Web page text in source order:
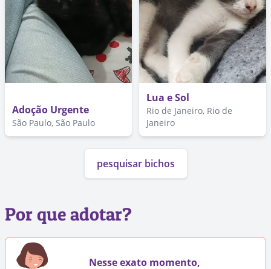
Adoção Urgente
São Paulo, São Paulo
Lua e Sol
Rio de Janeiro, Rio de
Janeiro
pesquisar bichos
Por que adotar?
Nesse exato momento,